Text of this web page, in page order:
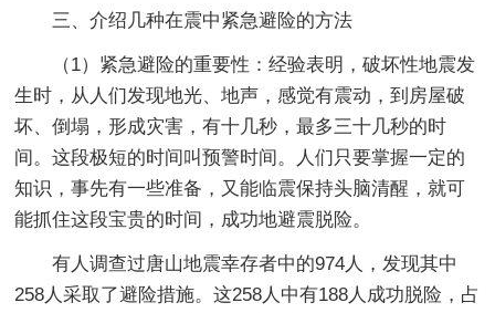
三、介绍几种在震中紧急避险的方法
（1）紧急避险的重要性：经验表明，破坏性地震发
生时，从人们发现地光、地声，感觉有震动，到房屋破
坏、倒塌，形成灾害，有十几秒，最多三十几秒的时
间。这段极短的时间叫预警时间。人们只要掌握一定的
知识，事先有一些准备，又能临震保持头脑清醒，就可
能抓住这段宝贵的时间，成功地避震脱险。
有人调查过唐山地震幸存者中的974人，发现其中
258人采取了避险措施。这258人中有188人成功脱险，占